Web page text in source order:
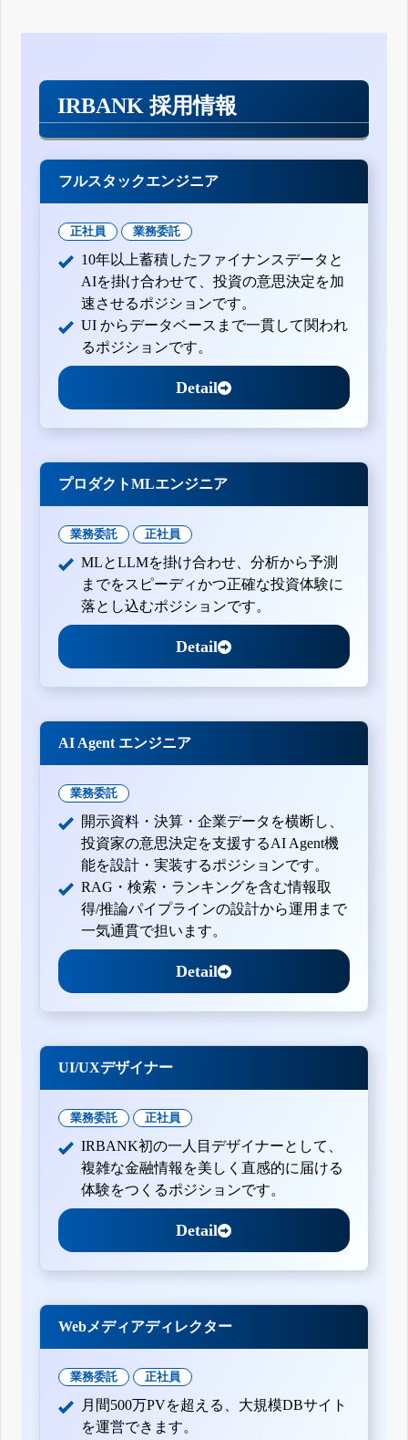
IRBANK 採用情報
フルスタックエンジニア
正社員 業務委託
10年以上蓄積したファイナンスデータと
AIを掛け合わせて、投資の意思決定を加
速させるポジションです。
UI からデータベースまで一貫して関われ
るポジションです。
Detail
プロダクトMLエンジニア
業務委託 正社員
MLとLLMを掛け合わせ、分析から予測
までをスピーディかつ正確な投資体験に
落とし込むポジションです。
Detail
AI Agent エンジニア
業務委託
開示資料・決算・企業データを横断し、
投資家の意思決定を支援するAI Agent機
能を設計・実装するポジションです。
RAG・検索・ランキングを含む情報取
得/推論パイプラインの設計から運用まで
一気通貫で担います。
Detail
UI/UXデザイナー
業務委託 正社員
IRBANK初の一人目デザイナーとして、
複雑な金融情報を美しく直感的に届ける
体験をつくるポジションです。
Detail
Webメディアディレクター
業務委託 正社員
月間500万PVを超える、大規模DBサイト
を運営できます。